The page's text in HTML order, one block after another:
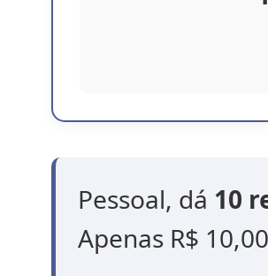
Pessoal, dá 10
Apenas R$